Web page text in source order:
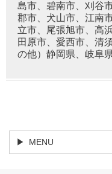
島市、碧南市、刈谷
郡市、犬山市、江南
立市、尾張旭市、高
田原市、愛西市、清
の他）静岡県、岐阜
MENU